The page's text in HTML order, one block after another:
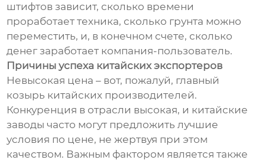
штифтов зависит, сколько времени
проработает техника, сколько грунта можно
переместить, и, в конечном счете, сколько
денег заработает компания-пользователь.
Причины успеха китайских экспортеров
Невысокая цена – вот, пожалуй, главный
козырь китайских производителей.
Конкуренция в отрасли высокая, и китайские
заводы часто могут предложить лучшие
условия по цене, не жертвуя при этом
качеством. Важным фактором является также